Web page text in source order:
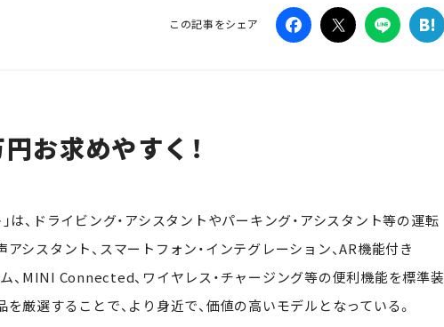
この記事をシェア
お求めやすく！
は、ドライビング・アシスタントやパーキング・アシスタント等の運転
シスタント、スマートフォン・インテグレーション、AR機能付き
、MINI Connected、ワイヤレス・チャージング等の便利機能を標準装
厳選することで、より身近で、価値の高いモデルとなっている。